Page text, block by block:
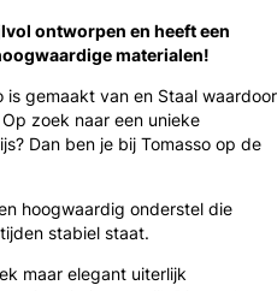
ontworpen en heeft een
materialen!
is gemaakt van en Staal waardoor
zoek naar een unieke
Dan ben je bij Tomasso op de
hoogwaardig onderstel die
stabiel staat.
maar elegant uiterlijk